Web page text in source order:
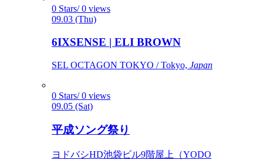
0 Stars/ 0 views
09.03 (Thu)
6IXSENSE | ELI BROWN
SEL OCTAGON TOKYO / Tokyo, Japan
0 Stars/ 0 views
09.05 (Sat)
平成ソング祭り
ヨドバシHD池袋ビル9階屋上（YODO